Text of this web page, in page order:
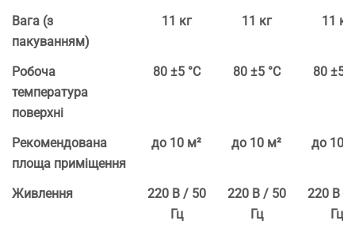
Вага (з
пакуванням)
11 кг 11 кг 11 кг
Робоча
температура
поверхні
80 ±5 °С 80 ±5 °С 80 ±5
Рекомендована
площа приміщення
до 10 м² до 10 м² до 10
Живлення
220 В / 50
Гц
220 В / 50
Гц
220 В /
Гц